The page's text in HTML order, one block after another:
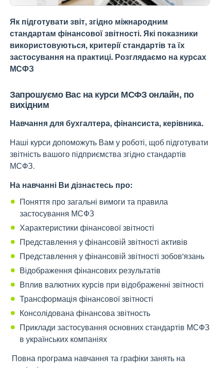
Як підготувати звіт, згідно міжнародним
стандартам фінансової звітності. Які показники
використовуються, критерії стандартів та їх
застосування на практиці. Розглядаємо на курсах
МСФЗ
Запрошуємо Вас на курси МСФЗ онлайн, по
вихідним
Навчання для бухгалтера, фінансиста, керівника.
Наші курси допоможуть Вам у роботі, щоб підготувати
звітність вашого підприємства згідно стандартів
МСФЗ.
На навчанні Ви дізнаєтесь про:
Поняття про загальні вимоги та правила
застосування МСФЗ
Характеристики фінансової звітності
Представлення у фінансовій звітності активів
Представлення у фінансовій звітності зобов'язань
Відображення фінансових результатів
Вплив валютних курсів при відображенні звітності
Трансформація фінансової звітності
Консолідована фінансова звітность
Приклади застосування основних стандартів МСФЗ
в українських компаніях
Повна програма навчання та графіки занять на